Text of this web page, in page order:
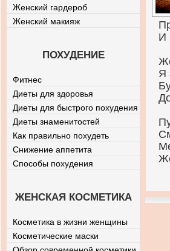
И
Я
Женский гардероб
Женский макияж
ПОХУДЕНИЕ
Фитнес
Диеты для здоровья
Диеты для быстрого похудения
Диеты знаменитостей
Как правильно похудеть
Снижение аппетита
Способы похудения
ЖЕНСКАЯ КОСМЕТИКА
Косметика в жизни женщины
Косметические маски